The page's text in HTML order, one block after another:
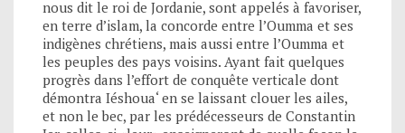
nous dit le roi de Jordanie, sont appelés à favoriser,
en terre d’islam, la concorde entre l’Oumma et ses
indigènes chrétiens, mais aussi entre l’Oumma et
les peuples des pays voisins. Ayant fait quelques
progrès dans l’effort de conquête verticale dont
démontra Iéshoua‘ en se laissant clouer les ailes,
et non le bec, par les prédécesseurs de Constantin